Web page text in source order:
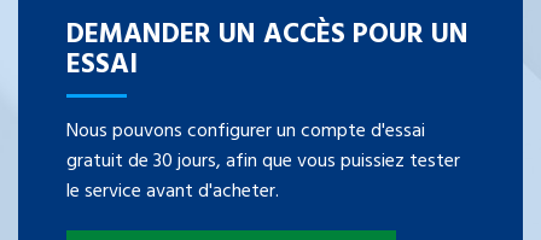
DEMANDER UN ACCÈS POUR UN
ESSAI
Nous pouvons configurer un compte d'essai
gratuit de 30 jours, afin que vous puissiez tester
le service avant d'acheter.